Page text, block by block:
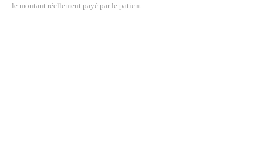
le montant réellement payé par le patient...